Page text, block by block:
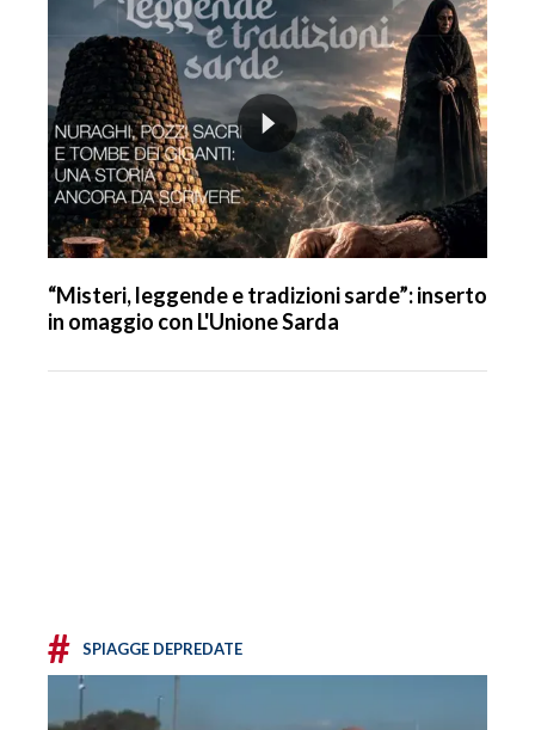
“Misteri, leggende e tradizioni sarde”: inserto
in omaggio con L'Unione Sarda
# SPIAGGE DEPREDATE